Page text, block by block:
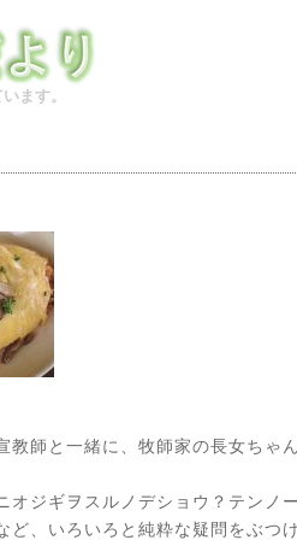
ます。
師と一緒に、牧師家の長女ちゃ
オジギヲスルノデショウ？テンノ
ど、いろいろと純粋な疑問をぶつけ